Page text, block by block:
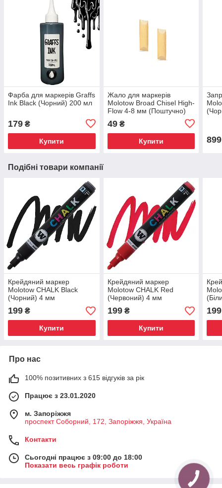
Фарба для маркерів Graffs
Ink Black (Чорний) 200 мл
179 ₴
Купити
Жало для маркерів
Molotow Broad Chisel High-
Flow 4-8 мм (Поштучно)
49₴
Купити 899
Подібні товари компанії
Крейдяний маркер
Molotow CHALK Black
(Чорний) 4 мм
199 ₴
Купити
Крейдяний маркер
Molotow CHALK Red
(Червоний) 4 мм
199₴
Купити
199
Про нас
100% позитивних з 615 відгуків за рік
Працює з 23.01.2020
м. Запоріжжя
проспект Соборний, 172, Запоріжжя, Україна
Контакти
Сьогодні працює з 09:00 до 18:00
Показати весь графік роботи